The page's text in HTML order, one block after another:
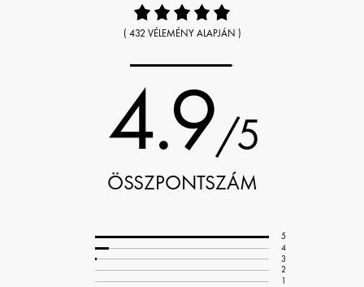
( 432 VÉLEMÉNY ALAPJÁN )
4.9/5
ÖSSZPONTSZÁM
5
4
3
2
1